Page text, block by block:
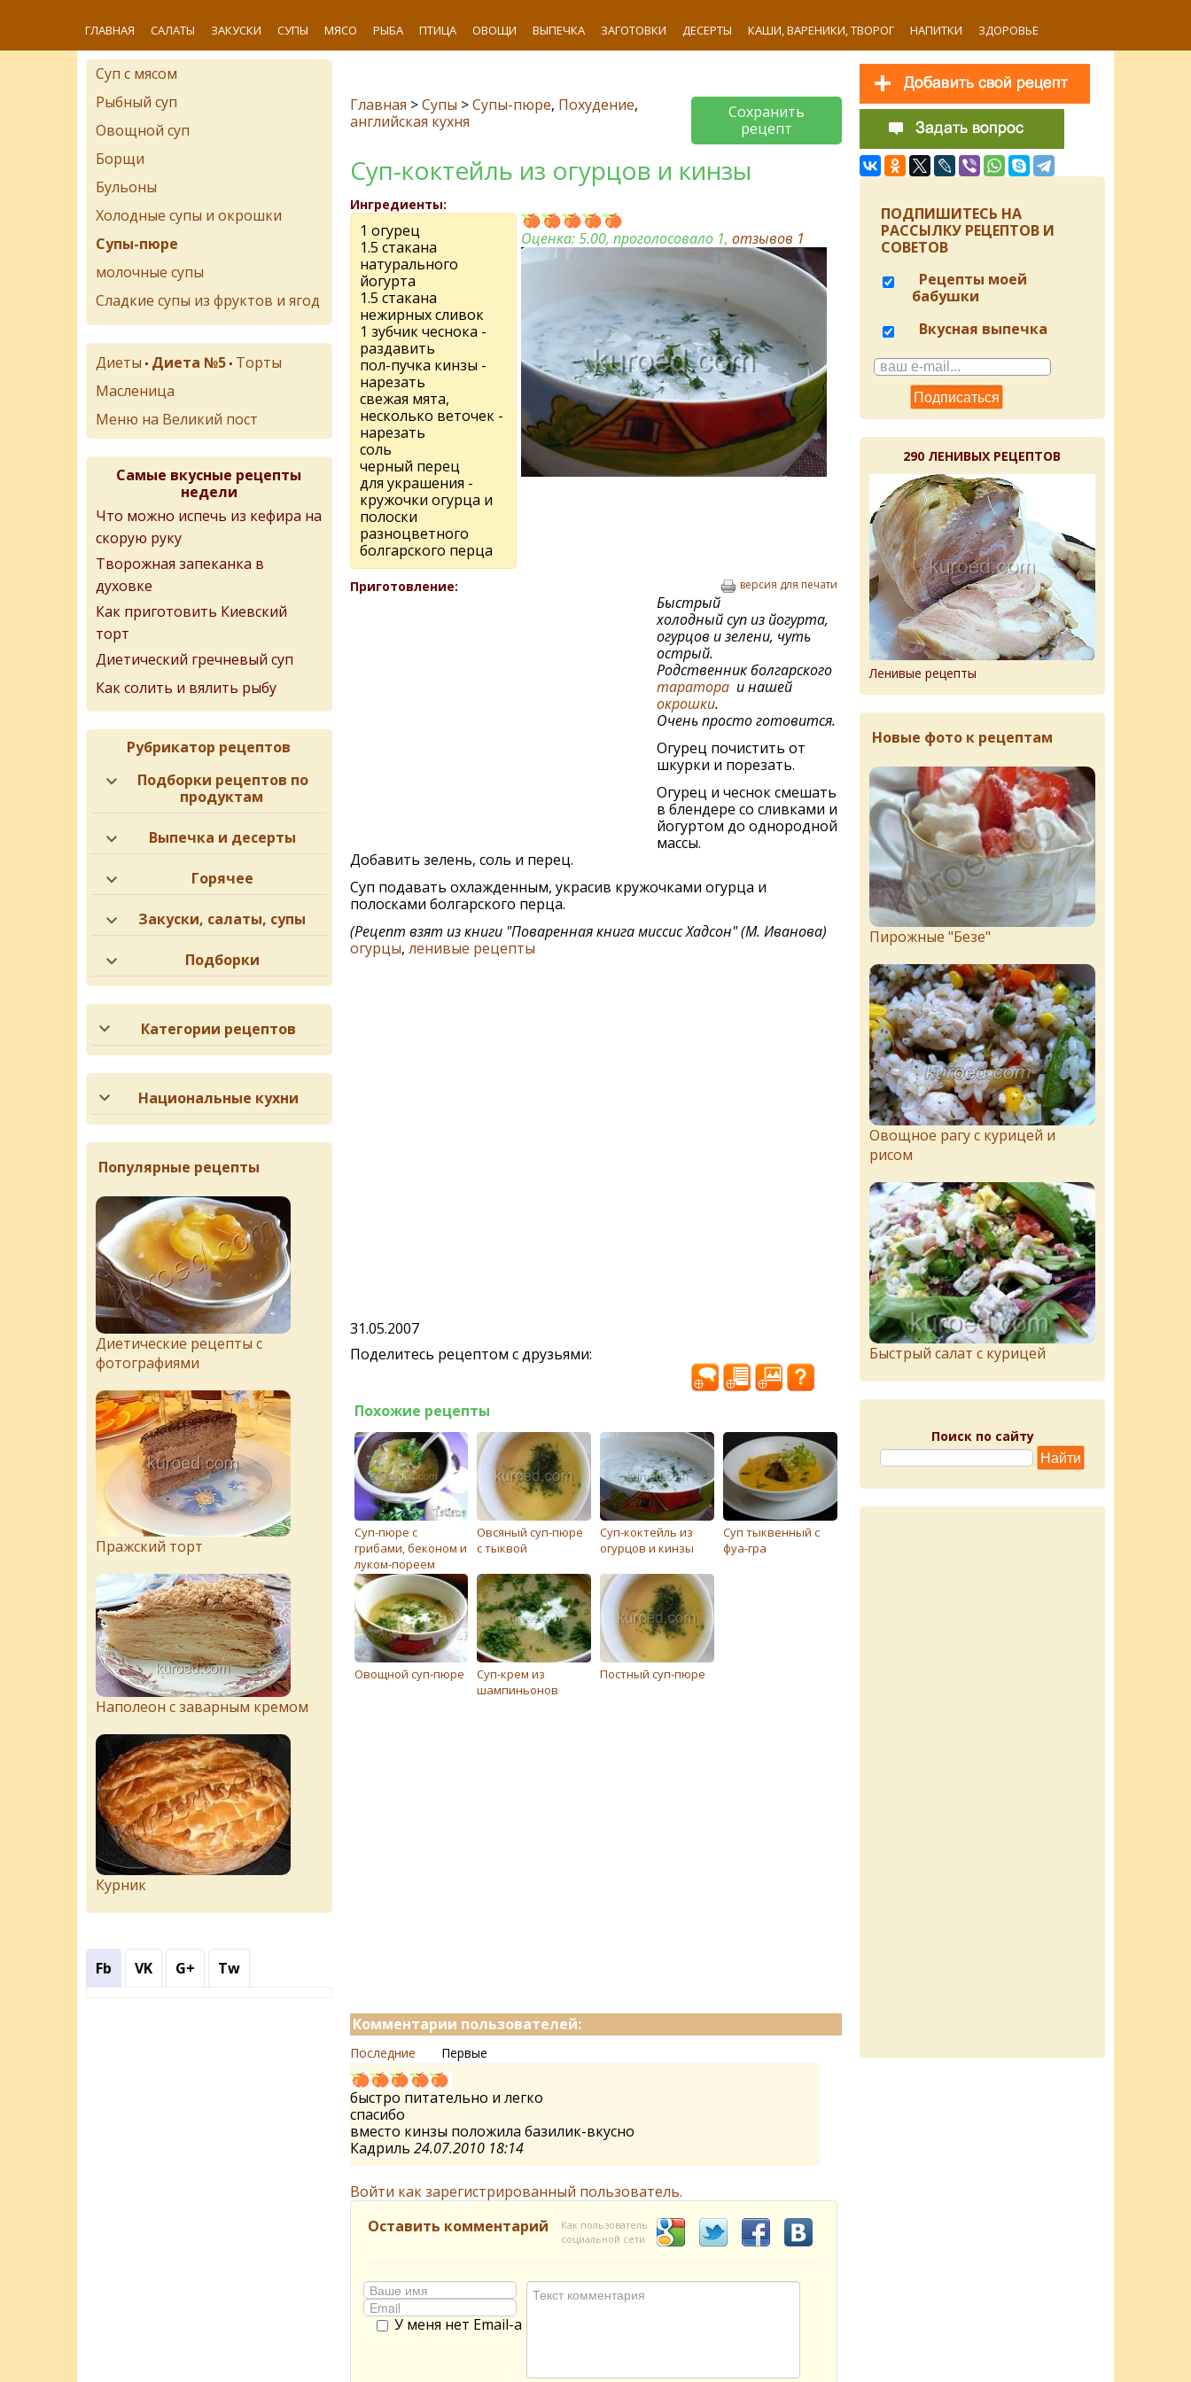
ГЛАВНАЯ САЛАТЫ ЗАКУСКИ СУПЫ МЯСО РЫБА ПТИЦА ОВОЩИ ВЫПЕЧКА ЗАГОТОВКИ ДЕСЕРТЫ КАШИ, ВАРЕНИКИ, ТВОРОГ НАПИТКИ ЗДОРОВЬЕ
Главная >Супы >Супы-пюре, Похудение,
английская кухня
Сохранить
рецепт
Суп-коктейль из огурцов и кинзы
Ингредиенты:
1 огурец
1.5 стакана
натурального
йогурта
1.5 стакана
нежирных сливок
1 зубчик чеснока -
раздавить
пол-пучка кинзы -
нарезать
свежая мята,
несколько веточек -
нарезать
соль
черный перец
для украшения -
кружочки огурца и
полоски
разноцветного
болгарского перца
Оценка:5.00, проголосовало 1,отзывов 1
Приготовление: версия для печати
Быстрый
холодный суп из йогурта,
огурцов и зелени, чуть
острый.
Родственник болгарского
таратора и нашей
окрошки.
Очень просто готовится.
Огурец почистить от
шкурки и порезать.
Огурец и чеснок смешать
в блендере со сливками и
йогуртом до однородной
массы.
Добавить зелень, соль и перец.
Суп подавать охлажденным, украсив кружочками огурца и
полосками болгарского перца.
(Рецепт взят из книги "Поваренная книга миссис Хадсон" (М. Иванова)
огурцы, ленивые рецепты
31.05.2007
Поделитесь рецептом с друзьями:
Похожие рецепты
Суп-пюре с
грибами, беконом и
луком-пореем
Овсяный суп-пюре
с тыквой
Суп-коктейль из
огурцов и кинзы
Суп тыквенный с
фуа-гра
Овощной суп-пюре
Суп-крем из
шампиньонов
Постный суп-пюре
Комментарии пользователей:
Последние Первые
быстро питательно и легко
спасибо
вместо кинзы положила базилик-вкусно
Кадриль 24.07.2010 18:14
Войти как зарегистрированный пользователь.
Оставить комментарий
Как пользователь
социальной сети
У меня нет Email-а
Суп с мясом
Рыбный суп
Овощной суп
Борщи
Бульоны
Холодные супы и окрошки
Супы-пюре
молочные супы
Сладкие супы из фруктов и ягод
Диеты • Диета №5 • Торты
Масленица
Меню на Великий пост
Самые вкусные рецепты
недели
Что можно испечь из кефира на
скорую руку
Творожная запеканка в
духовке
Как приготовить Киевский
торт
Диетический гречневый суп
Как солить и вялить рыбу
Рубрикатор рецептов
Подборки рецептов по
продуктам
Выпечка и десерты
Горячее
Закуски, салаты, супы
Подборки
Категории рецептов
Национальные кухни
Популярные рецепты
Диетические рецепты с
фотографиями
Пражский торт
Наполеон с заварным кремом
Курник
Fb VK G+ Tw
ПОДПИШИТЕСЬ НА
РАССЫЛКУ РЕЦЕПТОВ И
СОВЕТОВ
Рецепты моей
бабушки
Вкусная выпечка
290 ЛЕНИВЫХ РЕЦЕПТОВ
Ленивые рецепты
Новые фото к рецептам
Пирожныe "Бeзe"
Овощное рагу с курицей и
рисом
Быстрый салат с курицей
Поиск по сайту